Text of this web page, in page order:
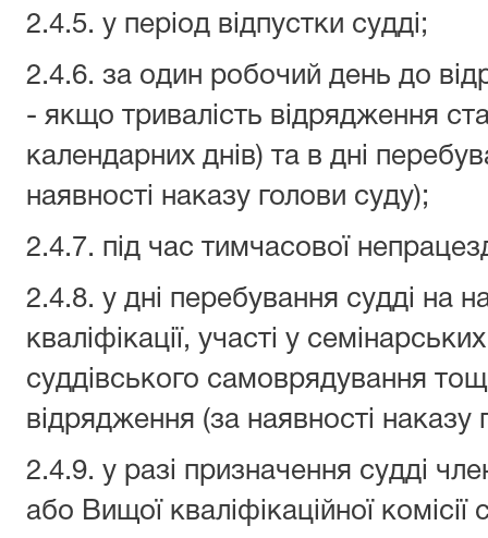
2.4.5. у період відпустки судді;
2.4.6. за один робочий день до
- якщо тривалість відрядження
календарних днів) та в дні
наявності наказу голови суду);
2.4.7. під час тимчасової
2.4.8. у дні перебування судді на
кваліфікації, участі у
суддівського самоврядування
відрядження (за наявності наказу
2.4.9. у разі призначення судді
або Вищої кваліфікаційної